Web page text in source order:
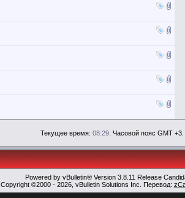
Текущее время: 08:29 . Часовой пояс GMT +3.
Powered by vBulletin® Version 3.8.11 Release
Copyright ©2000 - 2026, vBulletin Solutions Inc. Перевод: